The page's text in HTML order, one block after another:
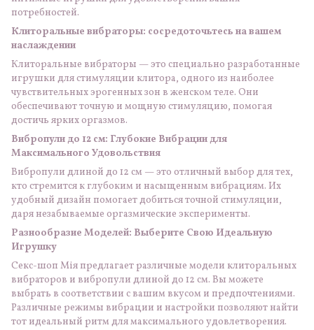
потребностей.
Клиторальные вибраторы: сосредоточьтесь на вашем
наслаждении
Клиторальные вибраторы — это специально разработанные
игрушки для стимуляции клитора, одного из наиболее
чувствительных эрогенных зон в женском теле. Они
обеспечивают точную и мощную стимуляцию, помогая
достичь ярких оргазмов.
Вибропули до 12 см: Глубокие Вибрации для
Максимального Удовольствия
Вибропули длиной до 12 см — это отличный выбор для тех,
кто стремится к глубоким и насыщенным вибрациям. Их
удобный дизайн помогает добиться точной стимуляции,
даря незабываемые оргазмические эксперименты.
Разнообразие Моделей: Выберите Свою Идеальную
Игрушку
Секс-шоп Мія предлагает различные модели клиторальных
вибраторов и вибропули длиной до 12 см. Вы можете
выбрать в соответствии с вашим вкусом и предпочтениями.
Различные режимы вибрации и настройки позволяют найти
тот идеальный ритм для максимального удовлетворения.